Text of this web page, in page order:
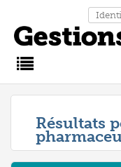
Main
Menu
Résultats